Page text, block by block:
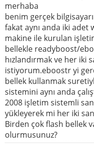
merhaba
benim gerçek
fakat aynı anda iki adet
makine ile kurulan
bellekle readyboost/
hızlandırmak ve her iki
istiyorum.eboostr yi
bellek kullanmak
sistemini aynı anda
2008 işletim sistemli
yükleyerek mi her iki
Birden çok flash bellek
olurmusunuz?